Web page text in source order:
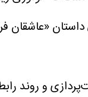
«عاشقان
و روند